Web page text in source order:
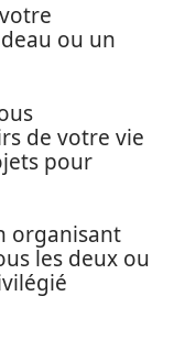
ou un
de votre vie
pour
organisant
les deux ou